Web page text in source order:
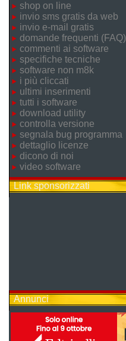
shop on line
invio sms gratis da web
invio e-mail gratis
domande frequenti (FAQ)
commenti ai software
specifiche tecniche
software non m8k
i più cliccati
ultimi inserimenti
tutti i software
download utility
controlla versione
segnala bug programma
dettaglio licenze
dicono di noi
video software
Link sponsorizzati
Annunci